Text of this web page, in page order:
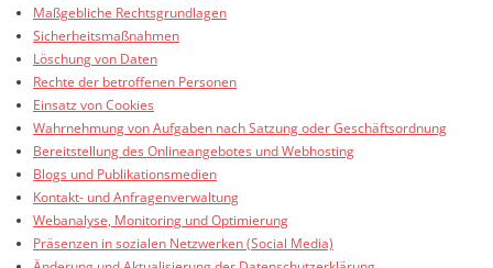
Maßgebliche Rechtsgrundlagen
Sicherheitsmaßnahmen
Löschung von Daten
Rechte der betroffenen Personen
Einsatz von Cookies
Wahrnehmung von Aufgaben nach Satzung oder Geschäftsordnung
Bereitstellung des Onlineangebotes und Webhosting
Blogs und Publikationsmedien
Kontakt- und Anfragenverwaltung
Webanalyse, Monitoring und Optimierung
Präsenzen in sozialen Netzwerken (Social Media)